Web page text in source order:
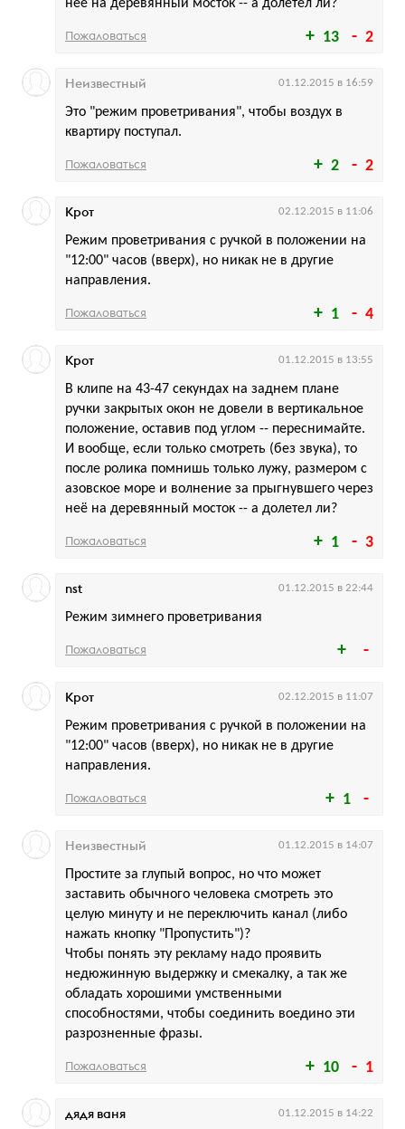
13 2
неё на деревянный мосток -- а долетел ли?
Пожаловаться
2 2
Это "режим проветривания", чтобы воздух в
квартиру поступал.
Неизвестный 01.12.2015 в 16:59
Пожаловаться
1 4
Режим проветривания с ручкой в положении на
"12:00" часов (вверх), но никак не в другие
направления.
Крот 02.12.2015 в 11:06
Пожаловаться
1 3
В клипе на 43-47 секундах на заднем плане
ручки закрытых окон не довели в вертикальное
положение, оставив под углом -- переснимайте.
И вообще, если только смотреть (без звука), то
после ролика помнишь только лужу, размером с
азовское море и волнение за прыгнувшего через
неё на деревянный мосток -- а долетел ли?
Крот 01.12.2015 в 13:55
Пожаловаться
Режим зимнего проветривания
nst 01.12.2015 в 22:44
Пожаловаться
1
Режим проветривания с ручкой в положении на
"12:00" часов (вверх), но никак не в другие
направления.
Крот 02.12.2015 в 11:07
Пожаловаться
10 1
Простите за глупый вопрос, но что может
заставить обычного человека смотреть это
целую минуту и не переключить канал (либо
нажать кнопку "Пропустить")?
Чтобы понять эту рекламу надо проявить
недюжинную выдержку и смекалку, а так же
обладать хорошими умственными
способностями, чтобы соединить воедино эти
разрозненные фразы.
Неизвестный 01.12.2015 в 14:07
Пожаловаться
дядя ваня 01.12.2015 в 14:22